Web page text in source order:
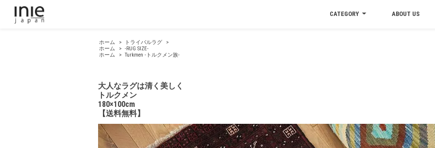
CATEGORY ABOUT US
ホーム > トライバルラグ
>
ホーム
> -RUG SIZE-
ホーム
> Turkmen -トルクメン族-
大人なラグは清く美しく
トルクメン
180×100cm
【送料無料】